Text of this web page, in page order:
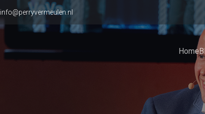
info@perryvermeulen.nl
Home